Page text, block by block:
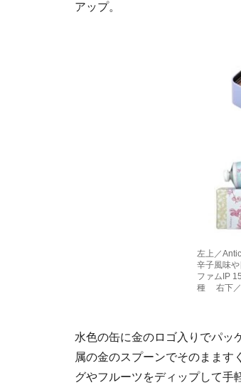
アップ。
左上／
辛子風味
ファムIP
種 右下／
水色の缶に金のロゴ入りでパッ
属の金のスプーンでそのまます
グやフルーツをディップして手